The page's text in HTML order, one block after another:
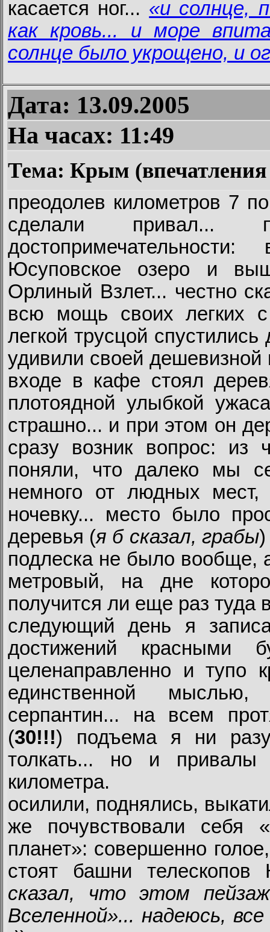
касается ног... «и солнце,
как кровь... и море
солнце было укрощено, и
Дата: 13.09.2005
На часах: 11:49
Тема: Крым
преодолев километров 7
сделали привал...
Юсуповское озеро и
Орлиный Взлет... честно
всю мощь своих легких
легкой трусцой
удивили своей
входе в кафе стоял
плотоядной улыбкой
страшно... и при этом он
сразу возник вопрос: из
поняли, что далеко мы
немного от людных
ночевку... место было
деревья (я б сказал, грабы)
подлеска не было вообще,
метровый, на дне
получится ли еще раз туда
следующий день я
достижений красными
целенаправленно и тупо
единственной
серпантин... на всем
(30!!!) подъема я ни
толкать... но и
километра.
осилили, поднялись,
же почувствовали себя
планет»: совершенно
стоят башни телескопов
сказал, что этом
Вселенной»... надеюсь,